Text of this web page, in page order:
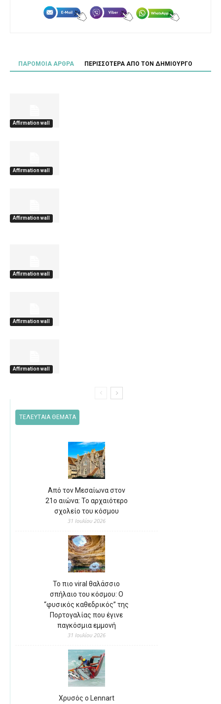
ΠΑΡΟΜΟΙΑ ΑΡΘΡΑ ΠΕΡΙΣΣΟΤΕΡΑ ΑΠΟ ΤΟΝ ΔΗΜΙΟΥΡΓΟ
Affirmation wall
Affirmation wall
Affirmation wall
Affirmation wall
Affirmation wall
Affirmation wall
ΤΕΛΕΥΤΑΙΑ ΘΕΜΑΤΑ
Από τον Μεσαίωνα στον
21ο αιώνα: Το αρχαιότερο
σχολείο του κόσμου
31 Ιουλίου 2026
Το πιο viral θαλάσσιο
σπήλαιο του κόσμου: Ο
“φυσικός καθεδρικός” της
Πορτογαλίας που έγινε
παγκόσμια εμμονή
31 Ιουλίου 2026
Χρυσός ο Lennart